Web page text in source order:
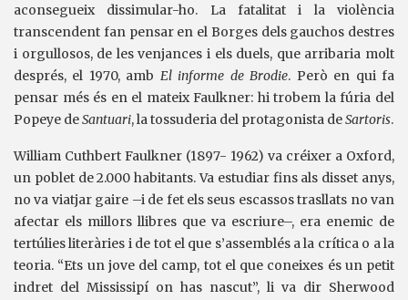
aconsegueix dissimular-ho. La fatalitat i la violència
transcendent fan pensar en el Borges dels gauchos destres
i orgullosos, de les venjances i els duels, que arribaria molt
després, el 1970, amb El informe de Brodie. Però en qui fa
pensar més és en el mateix Faulkner: hi trobem la fúria del
Popeye deSantuari, la tossuderia del protagonista deSartoris.
William Cuthbert Faulkner (1897- 1962) va créixer a Oxford,
un poblet de 2.000 habitants. Va estudiar fins als disset anys,
no va viatjar gaire –i de fet els seus escassos trasllats no van
afectar els millors llibres que va escriure–, era enemic de
tertúlies literàries i de tot el que s’assemblés a la crítica o a la
teoria. “Ets un jove del camp, tot el que coneixes és un petit
indret del Mississipí on has nascut”, li va dir Sherwood